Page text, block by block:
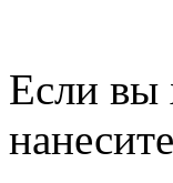
Если вы